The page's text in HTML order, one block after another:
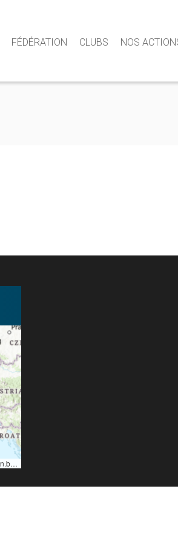
FÉDÉRATION CLUBS NOS